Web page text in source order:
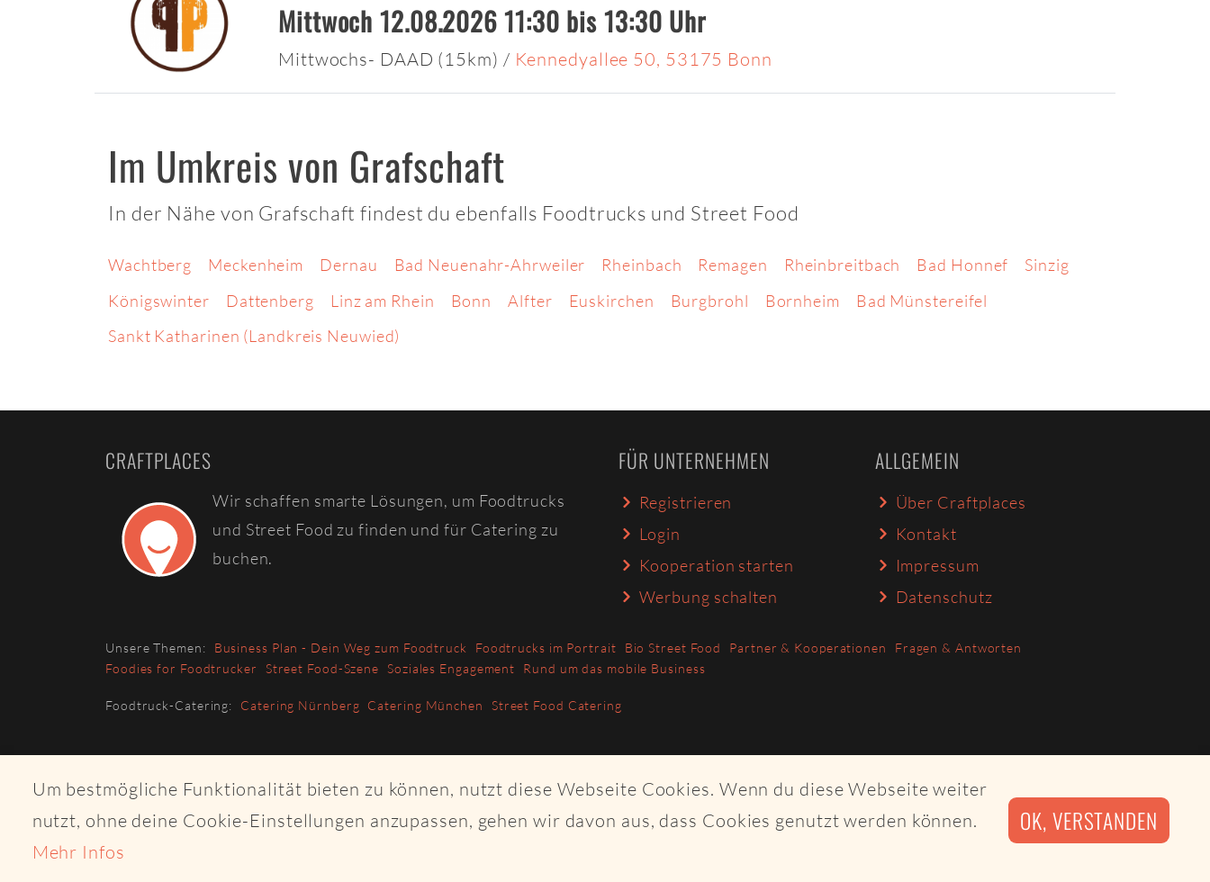
Um bestmögliche Funktionalität bieten zu können, nutzt diese Webseite Cookies. Wenn du diese Webseite weiter
nutzt, ohne deine Cookie-Einstellungen anzupassen, gehen wir davon aus, dass Cookies genutzt werden können.
Mehr Infos
OK, VERSTANDEN
Mittwoch 12.08.2026 11:30 bis 13:30 Uhr
Mittwochs- DAAD (15km) / Kennedyallee 50, 53175 Bonn
Im Umkreis von Grafschaft
In der Nähe von Grafschaft findest du ebenfalls Foodtrucks und Street Food
Wachtberg Meckenheim Dernau Bad Neuenahr-Ahrweiler Rheinbach Remagen Rheinbreitbach Bad Honnef
Sinzig
Königswinter
Dattenberg Linz am Rhein Bonn Alfter Euskirchen Burgbrohl Bornheim
Bad Münstereifel
Sankt Katharinen (Landkreis Neuwied)
CRAFTPLACES
Wir schaffen smarte Lösungen, um Foodtrucks
und Street Food zu finden und für Catering zu
buchen.
FÜR UNTERNEHMEN
Registrieren
Login
Kooperation starten
Werbung schalten
ALLGEMEIN
Über Craftplaces
Kontakt
Impressum
Datenschutz
Unsere Themen: Business Plan - Dein Weg zum Foodtruck Foodtrucks im Portrait Bio Street Food Partner & Kooperationen
Fragen & Antworten
Foodies for Foodtrucker
Street Food-Szene Soziales Engagement Rund um das mobile Business
Foodtruck-Catering: Catering Nürnberg Catering München Street Food Catering